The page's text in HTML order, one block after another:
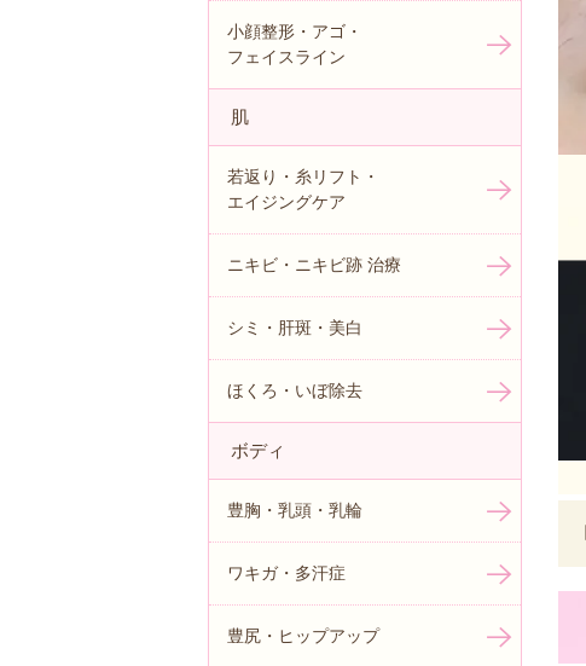
小顔整形・アゴ・
フェイスライン
肌
若返り・糸リフト・
エイジングケア
ニキビ・ニキビ跡 治療
シミ・肝斑・美白
ほくろ・いぼ除去
ボディ
豊胸・乳頭・乳輪
ワキガ・多汗症
豊尻・ヒップアップ